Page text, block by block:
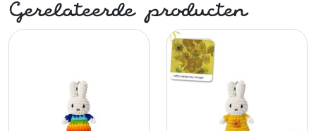
e
u
Gerelateerde producten